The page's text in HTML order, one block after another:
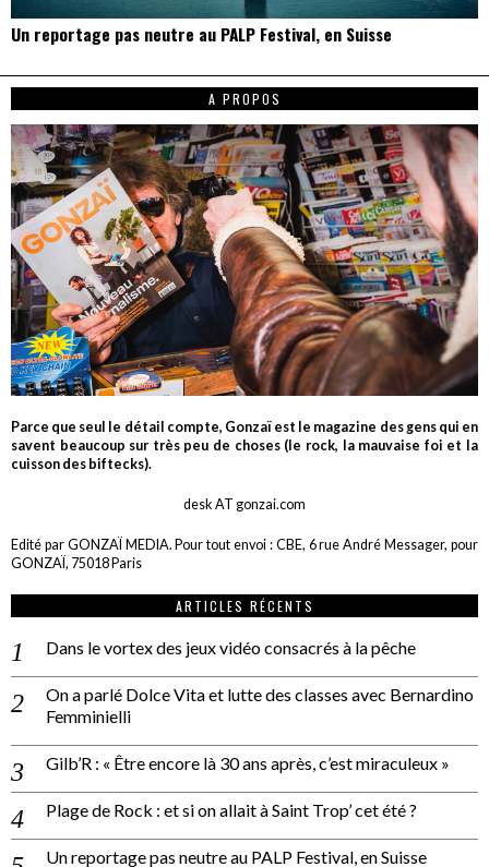
Un reportage pas neutre au PALP Festival, en Suisse
A PROPOS
Parce que seul le détail compte, Gonzaï est le magazine des gens qui en
savent beaucoup sur très peu de choses (le rock, la mauvaise foi et la
cuisson des biftecks).
desk AT gonzai.com
Edité par GONZAÏ MEDIA. Pour tout envoi : CBE, 6 rue André Messager, pour
GONZAÏ, 75018 Paris
ARTICLES RÉCENTS
Dans le vortex des jeux vidéo consacrés à la pêche
On a parlé Dolce Vita et lutte des classes avec Bernardino
Femminielli
Gilb’R : « Être encore là 30 ans après, c’est miraculeux »
Plage de Rock : et si on allait à Saint Trop’ cet été ?
Un reportage pas neutre au PALP Festival, en Suisse